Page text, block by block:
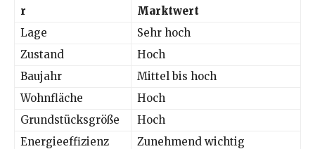
r
Marktwert
Lage
Sehr hoch
Zustand
Hoch
Baujahr
Mittel bis hoch
Wohnfläche
Hoch
Grundstücksgröße
Hoch
Energieeffizienz
Zunehmend wichtig